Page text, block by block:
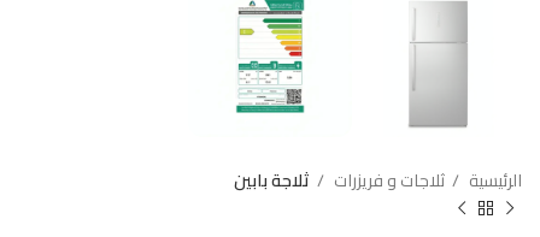
الرئيسية ثلاجات و فريزرات ثلاجة بابين